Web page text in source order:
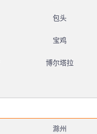
包头
宝鸡
博尔塔拉
滁州